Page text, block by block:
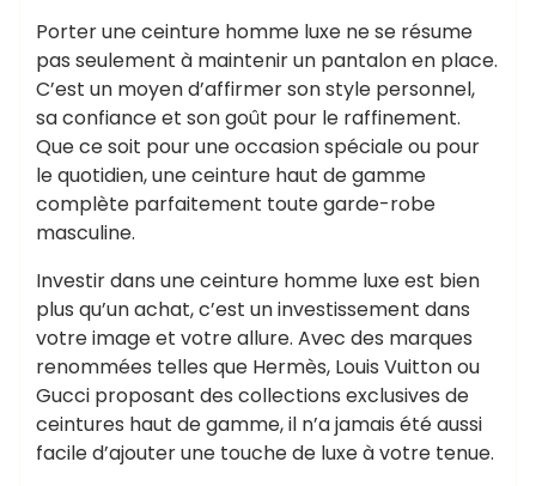
Porter une ceinture homme luxe ne se résume
pas seulement à maintenir un pantalon en place.
C’est un moyen d’affirmer son style personnel,
sa confiance et son goût pour le raffinement.
Que ce soit pour une occasion spéciale ou pour
le quotidien, une ceinture haut de gamme
complète parfaitement toute garde-robe
masculine.
Investir dans une ceinture homme luxe est bien
plus qu’un achat, c’est un investissement dans
votre image et votre allure. Avec des marques
renommées telles que Hermès, Louis Vuitton ou
Gucci proposant des collections exclusives de
ceintures haut de gamme, il n’a jamais été aussi
facile d’ajouter une touche de luxe à votre tenue.